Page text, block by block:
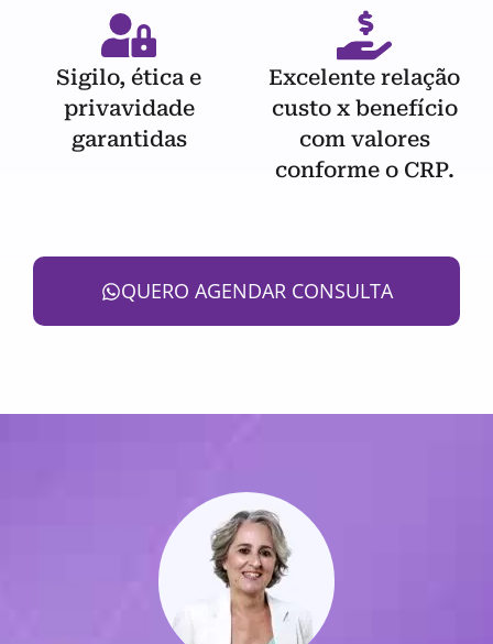
Sigilo, ética e
privavidade
garantidas
Excelente relação
custo x benefício
com valores
conforme o CRP.
QUERO AGENDAR CONSULTA